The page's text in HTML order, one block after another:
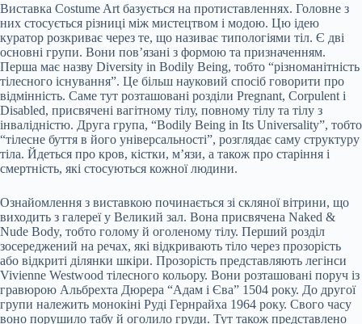
Виставка Costume Art базується на протиставленнях. Головне з
них стосується різниці між мистецтвом і модою. Цю ідею
куратор розкриває через те, що називає типологіями тіл. Є дві
основні групи. Вони пов’язані з формою та призначенням.
Перша має назву Diversity in Bodily Being, тобто “різноманітність
тілесного існування”. Це більш науковий спосіб говорити про
відмінність. Саме тут розташовані розділи Pregnant, Corpulent і
Disabled, присвячені вагітному тілу, повному тілу та тілу з
інвалідністю. Друга група, “Bodily Being in Its Universality”, тобто
“тілесне буття в його універсальності”, розглядає саму структуру
тіла. Йдеться про кров, кістки, м’язи, а також про старіння і
смертність, які стосуються кожної людини.
Ознайомлення з виставкою починається зі скляної вітрини, що
виходить з галереї у Великий зал. Вона присвячена Naked &
Nude Body, тобто голому й оголеному тілу. Перший розділ
зосереджений на речах, які відкривають тіло через прозорість
або відкриті ділянки шкіри. Прозорість представляють легінси
Vivienne Westwood тілесного кольору. Вони розташовані поруч із
гравюрою Альбрехта Дюрера “Адам і Єва” 1504 року. До другої
групи належить монокіні Руді Гернрайха 1964 року. Свого часу
воно порушило табу й оголило груди. Тут також представлено